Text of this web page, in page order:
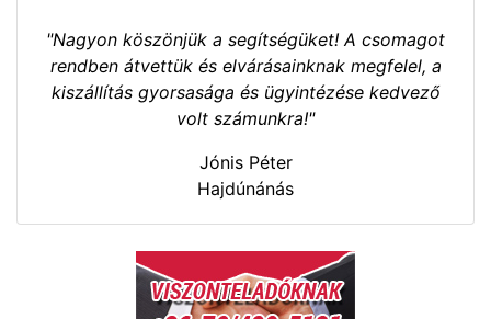
"Nagyon köszönjük a segítségüket! A csomagot
rendben átvettük és elvárásainknak megfelel, a
kiszállítás gyorsasága és ügyintézése kedvező
volt számunkra!"
Jónis Péter
Hajdúnánás